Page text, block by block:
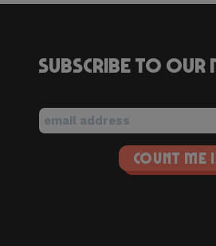
Subscribe to our